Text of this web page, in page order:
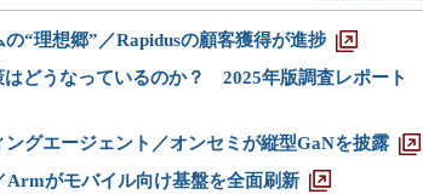
“理想郷”／Rapidusの顧客獲得が進捗
どうなっているのか？ 2025年版調査レポート
グエージェント／オンセミが縦型GaNを披露
がモバイル向け基盤を全面刷新